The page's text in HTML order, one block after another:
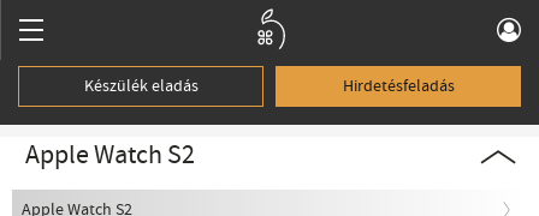
Készülék eladás Hirdetésfeladás
Apple Watch S2
Apple Watch S2